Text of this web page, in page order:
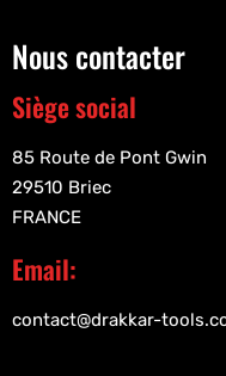
Nous contacter
Siège social
85 Route de Pont Gwin
29510 Briec
FRANCE
Email:
contact@drakkar-